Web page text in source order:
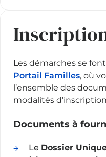
Les démarches se
Portail Familles, où
l’ensemble des
modalités
Documents à
Le Dossier